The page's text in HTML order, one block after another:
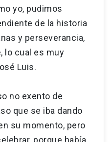
yo, pudimos
de la historia
y perseverancia,
lo cual es muy
Luis.
no exento de
que se iba dando
su momento, pero